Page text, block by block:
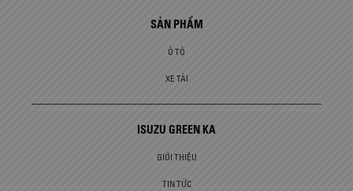
SẢN PHẨM
Ô TÔ
XE TẢI
ISUZU GREEN KA
GIỚI THIỆU
TIN TỨC